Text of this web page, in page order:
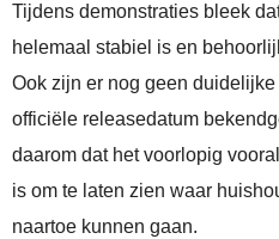
Tijdens demonstraties bleek
helemaal stabiel is en
Ook zijn er nog geen
officiële releasedatum
daarom dat het voorlopig
is om te laten zien waar
naartoe kunnen gaan.